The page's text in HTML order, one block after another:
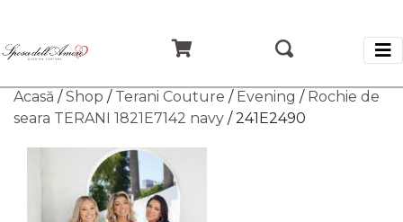
Acasă /Shop / Terani Couture / Evening / Rochie de
seara TERANI 1821E7142 navy / 241E2490